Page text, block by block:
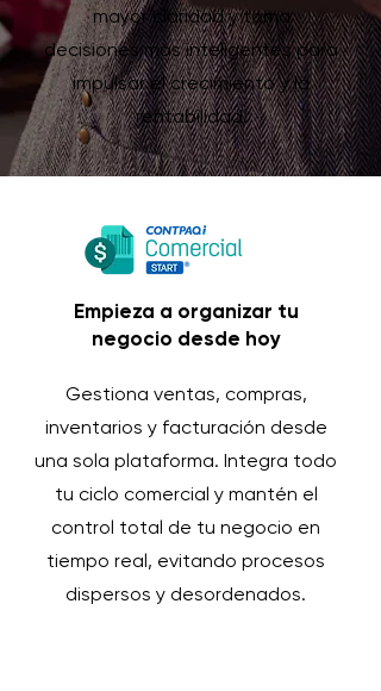
mayor claridad y toma
decisiones más inteligentes para
impulsar el crecimiento y la
rentabilidad.
Empieza a organizar tu
negocio desde hoy
Gestiona ventas, compras,
inventarios y facturación desde
una sola plataforma. Integra todo
tu ciclo comercial y mantén el
control total de tu negocio en
tiempo real, evitando procesos
dispersos y desordenados.